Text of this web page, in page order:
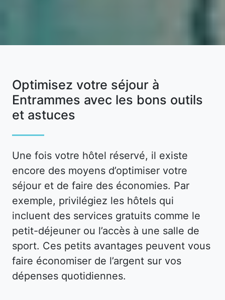
Optimisez votre séjour à
Entrammes avec les bons outils
et astuces
Une fois votre hôtel réservé, il existe
encore des moyens d’optimiser votre
séjour et de faire des économies. Par
exemple, privilégiez les hôtels qui
incluent des services gratuits comme le
petit-déjeuner ou l’accès à une salle de
sport. Ces petits avantages peuvent vous
faire économiser de l’argent sur vos
dépenses quotidiennes.